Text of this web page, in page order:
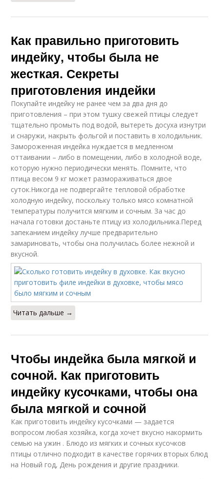
Как правильно приготовить
индейку, чтобы была не
жесткая. Секреты
приготовления индейки
Покупайте индейку не ранее чем за два дня до
приготовления – при этом тушку свежей птицы следует
тщательно промыть под водой, вытереть досуха изнутри
и снаружи, накрыть фольгой и поставить в холодильник.
Замороженная индейка нуждается в медленном
оттаивании – либо в помещении, либо в холодной воде,
которую нужно периодически менять. Помните, что
птица весом 9 кг может размораживаться двое
суток.Никогда не подвергайте тепловой обработке
холодную индейку, поскольку только мясо комнатной
температуры получится мягким и сочным. За час до
начала готовки достаньте птицу из холодильника.Перед
запеканием индейку лучше предварительно
замариновать, чтобы она получилась более нежной и
вкусной.
Читать дальше →
Чтобы индейка была мягкой и
сочной. Как приготовить
индейку кусочками, чтобы она
была мягкой и сочной
Как приготовить индейку кусочками — задается
вопросом любая хозяйка, когда хочет вкусно накормить
семью на ужин . Блюдо из мягких и сочных кусочков
птицы отлично подходит в качестве горячих вторых блюд
на Новый год, День рождения и другие праздники.